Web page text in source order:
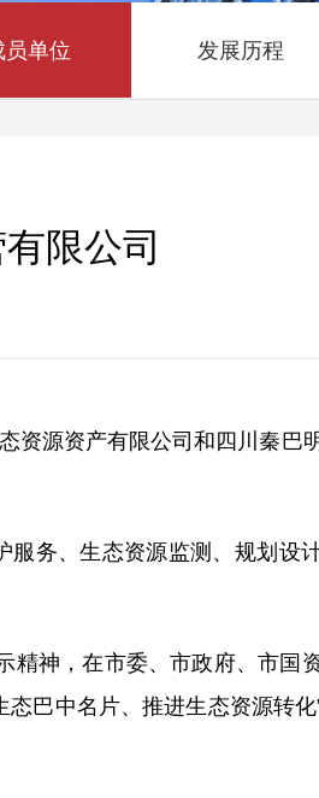
员单位 发展历程
限公司
源资产有限公司和四川秦巴
务、生态资源监测、规划设
神，在市委、市政府、市国
巴中名片、推进生态资源转化